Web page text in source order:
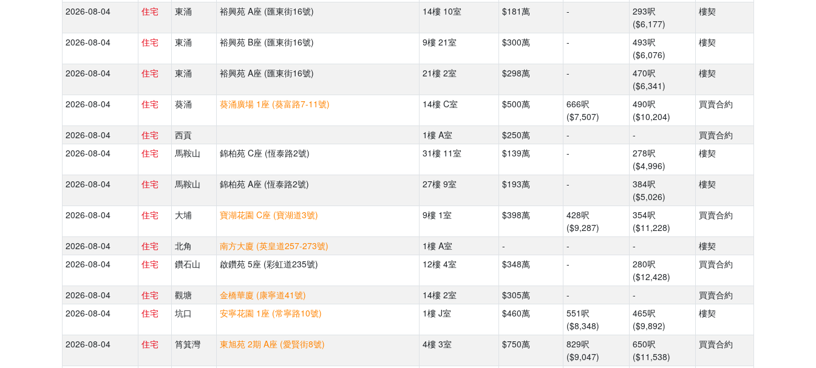
2026-08-04 住宅 東涌 裕興苑 A座 (匯東街16號) 14樓 10室 $181萬 -
293呎
($6,177)
樓契
2026-08-04 住宅 東涌 裕興苑 B座 (匯東街16號) 9樓 21室 $300萬 -
493呎
($6,076)
樓契
2026-08-04 住宅 東涌 裕興苑 A座 (匯東街16號) 21樓 2室 $298萬 -
470呎
($6,341)
樓契
2026-08-04 住宅 葵涌 葵涌廣場 1座 (葵富路7-11號) 14樓 C室 $500萬
666呎
($7,507)
490呎
($10,204)
買賣合約
2026-08-04 住宅 西貢 1樓 A室 $250萬 - -
買賣合約
2026-08-04
住宅 馬鞍山 錦柏苑 C座 (恆泰路2號) 31樓 11室 $139萬 -
278呎
($4,996)
樓契
2026-08-04 住宅 馬鞍山 錦柏苑 A座 (恆泰路2號) 27樓 9室 $193萬 -
384呎
($5,026)
樓契
2026-08-04 住宅 大埔 寶湖花園 C座 (寶湖道3號) 9樓 1室 $398萬
428呎
($9,287)
354呎
($11,228)
買賣合約
2026-08-04 住宅 北角 南方大廈 (英皇道257-273號) 1樓 A室 - - -
樓契
2026-08-04
住宅 鑽石山 啟鑽苑 5座 (彩虹道235號) 12樓 4室 $348萬 -
280呎
($12,428)
買賣合約
2026-08-04 住宅 觀塘 金橋華廈 (康寧道41號) 14樓 2室 $305萬 - -
買賣合約
2026-08-04
住宅 坑口 安寧花園 1座 (常寧路10號) 1樓 J室 $460萬
551呎
($8,348)
465呎
($9,892)
樓契
2026-08-04 住宅 筲箕灣 東旭苑 2期 A座 (愛賢街8號) 4樓 3室 $750萬
829呎
($9,047)
650呎
($11,538)
買賣合約